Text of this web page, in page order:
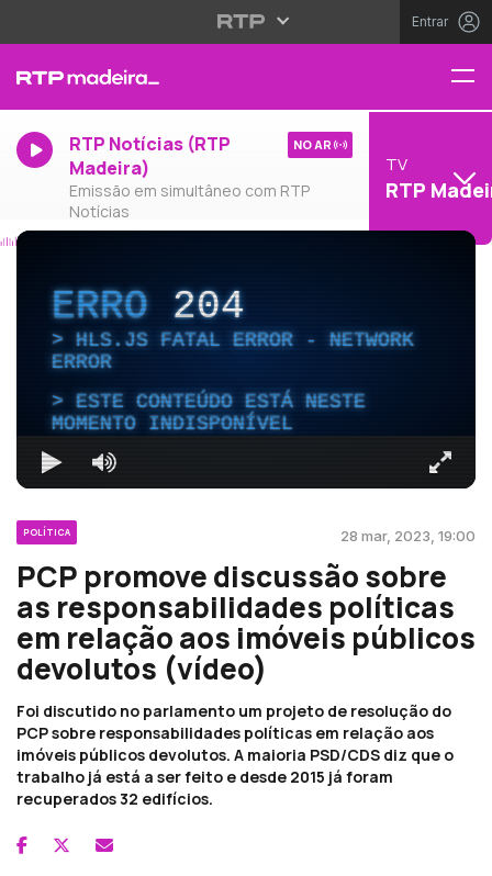
Entrar
RTP Notícias (RTP
Madeira)
Emissão em simultâneo com RTP
Notícias
NO AR
TV
RTP
ERRO204
HLS.JS FATAL ERROR - NETWORK
ERROR
ESTE CONTEÚDO ESTÁ NESTE
MOMENTO INDISPONÍVEL
POLÍTICA 28 mar, 2023, 19:00
PCP promove discussão sobre
as responsabilidades políticas
em relação aos imóveis públicos
devolutos (vídeo)
Foi discutido no parlamento um projeto de resolução do
PCP sobre responsabilidades políticas em relação aos
imóveis públicos devolutos. A maioria PSD/CDS diz que o
trabalho já está a ser feito e desde 2015 já foram
recuperados 32 edifícios.